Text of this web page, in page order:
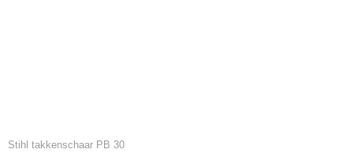
Stihl takkenschaar PB 30